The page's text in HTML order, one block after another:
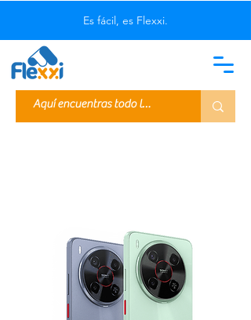
Es fácil, es Flexxi.